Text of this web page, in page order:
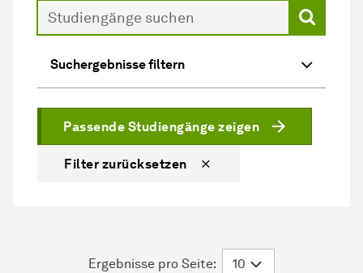
Suchergebnisse filtern
Passende Studiengänge zeigen
Filter zurücksetzen
Ergebnisse pro Seite: